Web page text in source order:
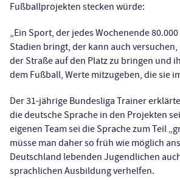
Fußballprojekten stecken würde:
„Ein Sport, der jedes Wochenende
Stadien bringt, der kann auch
der Straße auf den Platz zu bringen und
dem Fußball, Werte mitzugeben, die sie
Der 31-jährige Bundesliga Trainer
die deutsche Sprache in den Projekten
eigenen Team sei die Sprache zum Teil
müsse man daher so früh wie möglich
Deutschland lebenden Jugendlichen
sprachlichen Ausbildung verhelfen.